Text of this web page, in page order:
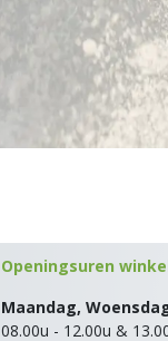
Openingsuren
Maandag,
08.00u - 12.00u &